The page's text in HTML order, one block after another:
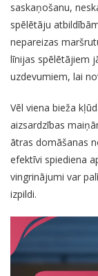
saskaņošanu,
spēlētāju
nepareizas
līnijas spēlētājiem
uzdevumiem, lai
Vēl viena bieža
aizsardzības
ātras domāšanas
efektīvi spiediena
vingrinājumi var
izpildi.